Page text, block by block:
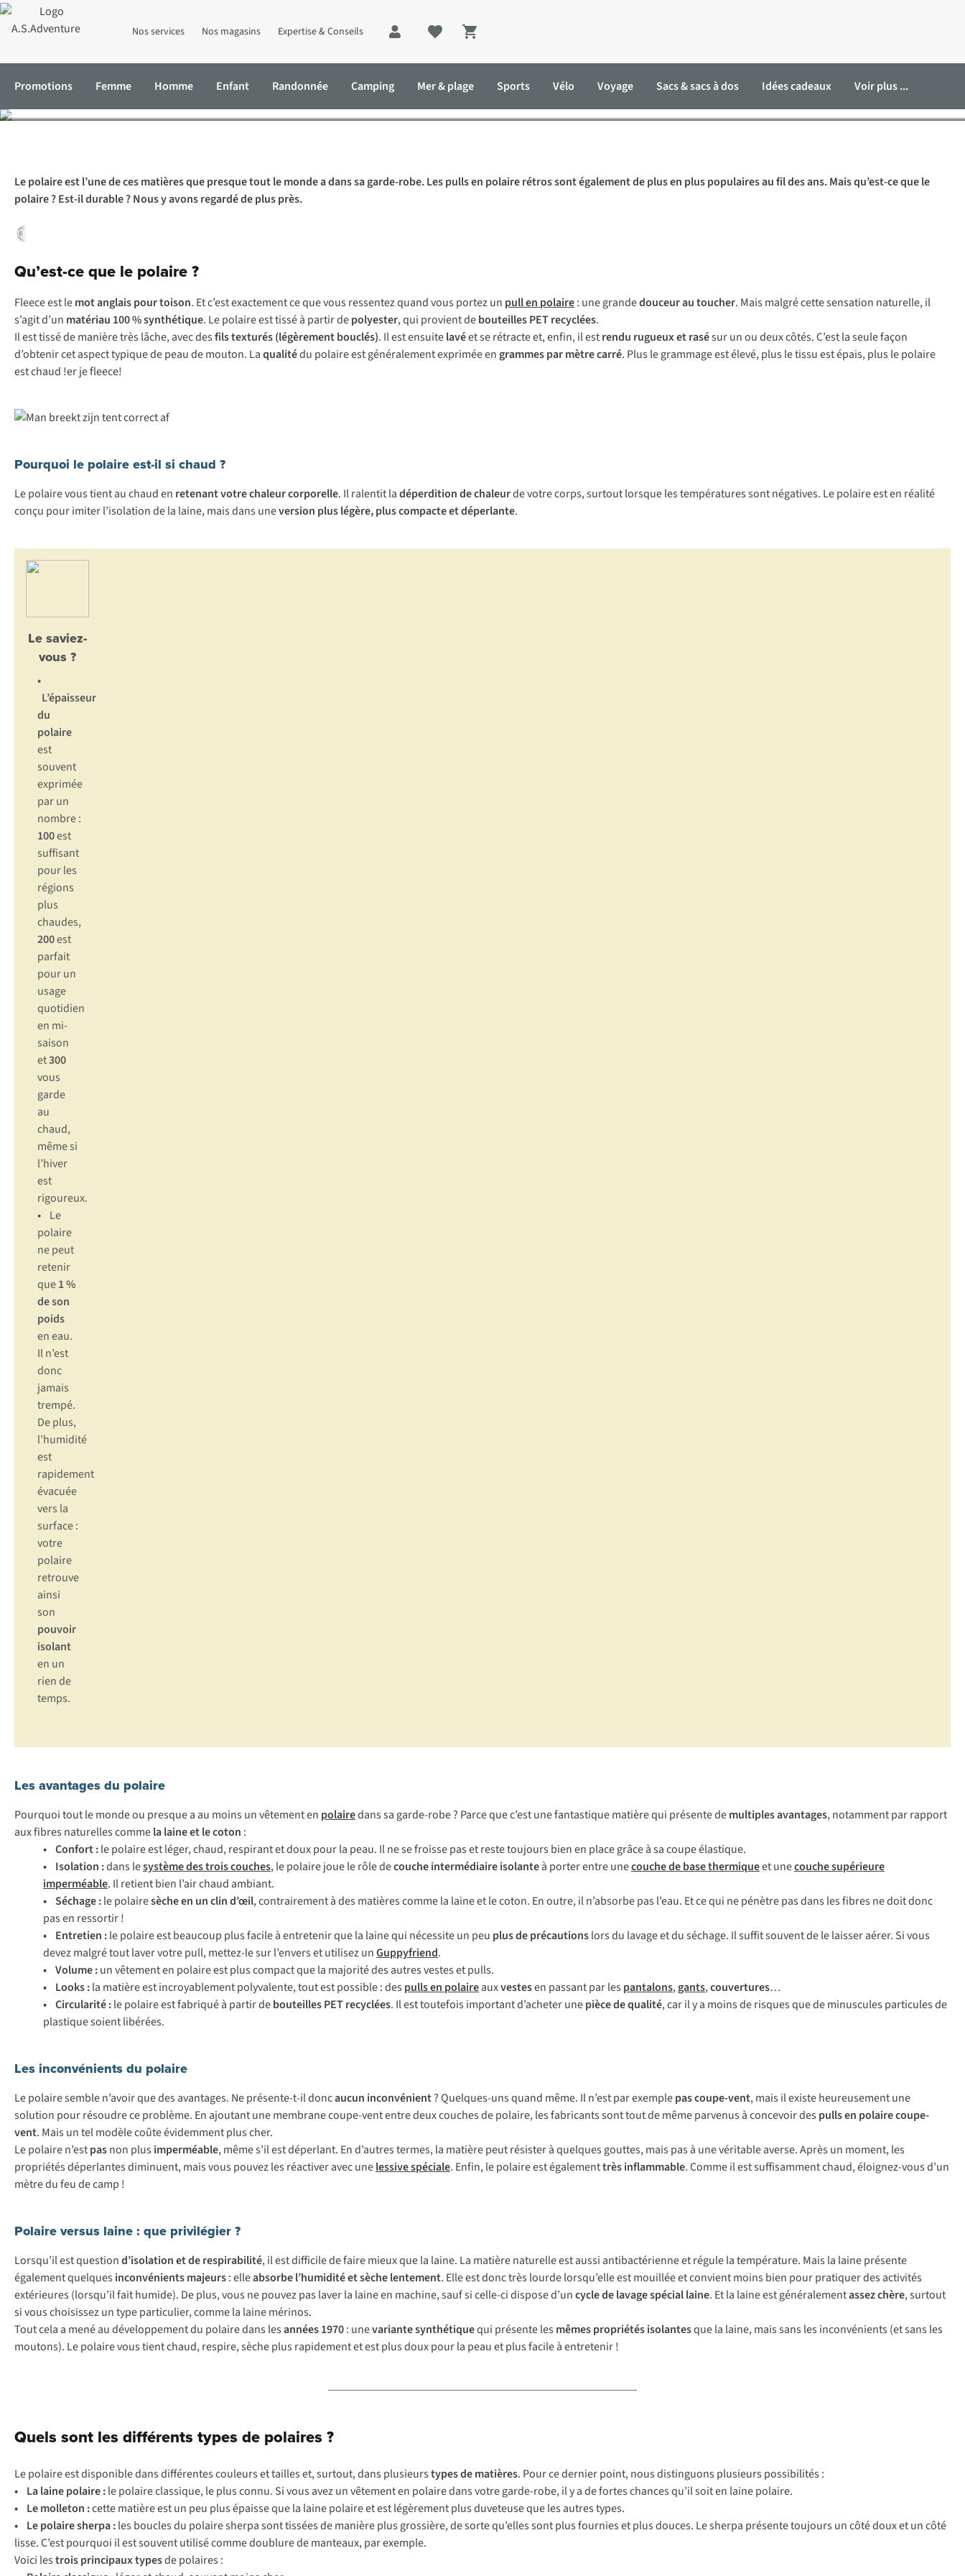
Nos services Nos magasins Expertise & Conseils
Shopping cart
Promotions Femme Homme Enfant Randonnée Camping Mer & plage Sports Vélo Voyage Sacs & sacs à dos Idées cadeaux Voir plus ...
Accueil Expertise & Conseils Tout ce qu’il faut savoir sur le polaire
Tout ce qu’il faut savoir sur le polaire
Le polaire est l’une de ces matières que presque tout le monde a dans sa garde-robe. Les pulls en polaire rétros sont également de plus en plus populaires au fil des ans. Mais qu’est-ce que le
polaire ? Est-il durable ? Nous y avons regardé de plus près.
Qu’est-ce que le polaire ?
Qu’est-ce que le polaire ?
Fleeceest lemot anglais pour toison. Et c’est exactement ce que vous ressentez quand vous portez un pull en polaire: une grandedouceur au toucher. Mais malgré cette sensation naturelle, il
s’agit d’un matériau 100 % synthétique. Le polaire est tissé à partir depolyester, qui provient debouteilles PET recyclées.
Il est tissé de manière très lâche, avec desfils texturés (légèrement bouclés). Il est ensuitelavéet se rétracte et, enfin, il estrendu rugueuxet rasésur un ou deux côtés. C’est la seule façon
d’obtenir cet aspect typique de peau de mouton. Laqualitédu polaire est généralement exprimée en grammes par mètre carré. Plus le grammage est élevé, plus le tissu est épais, plus le polaire
est chaud !er je fleece!
Pourquoi le polaire est-il si chaud ?
Le polaire vous tient au chaud en retenant votre chaleur corporelle. Il ralentit ladéperdition de chaleurde votre corps, surtout lorsque les températures sont négatives. Le polaire est en réalité
conçu pour imiter l’isolation de la laine, mais dans uneversion plus légère, plus compacte et déperlante.
Le saviez-
vous ?
•
L’épaisseur
du
polaire
est
souvent
exprimée
par un
nombre :
100est
suffisant
pour les
régions
plus
chaudes,
200est
parfait
pour un
usage
quotidien
en mi-
saison
et300
vous
garde
au
chaud,
même si
l’hiver
est
rigoureux.
• Le
polaire
ne peut
retenir
que1 %
de son
poids
en eau.
Il n’est
donc
jamais
trempé.
De plus,
l’humidité
est
rapidement
évacuée
vers la
surface :
votre
polaire
retrouve
ainsi
son
pouvoir
isolant
en un
rien de
temps.
Les avantages du polaire
Pourquoi tout le monde ou presque a au moins un vêtement en polairedans sa garde-robe ? Parce que c’est une fantastique matière qui présente demultiples avantages, notamment par rapport
aux fibres naturelles commela laine et le coton :
• Confort :le polaire est léger, chaud, respirant et doux pour la peau. Il ne se froisse pas et reste toujours bien en place grâce à sa coupe élastique.
• Isolation :dans lesystème des trois couches, le polaire joue le rôle decouche intermédiaire isolanteà porter entre unecouche de base thermiqueet unecouche supérieure
imperméable. Il retient bien l’air chaud ambiant.
• Séchage :le polairesèche en un clin d’œil, contrairement à des matières comme la laine et le coton. En outre, il n’absorbe pas l’eau. Et ce qui ne pénètre pas dans les fibres ne doit donc
pas en ressortir !
• Entretien :le polaire est beaucoup plus facile à entretenir que la laine qui nécessite un peu plus de précautionslors du lavage et du séchage. Il suffit souvent de le laisser aérer. Si vous
devez malgré tout laver votre pull, mettez-le sur l’envers et utilisez unGuppyfriend.
• Volume :un vêtement en polaire est plus compact que la majorité des autres vestes et pulls.
• Looks :la matière est incroyablement polyvalente, tout est possible : des pulls en polaireauxvestesen passant par les pantalons,gants,couvertures…
• Circularité :le polaire est fabriqué à partir debouteilles PET recyclées. Il est toutefois important d’acheter unepièce de qualité, car il y a moins de risques que de minuscules particules de
plastique soient libérées.
Les inconvénients du polaire
Le polaire semble n’avoir que des avantages. Ne présente-t-il doncaucun inconvénient? Quelques-uns quand même. Il n’est par exemplepas coupe-vent, mais il existe heureusement une
solution pour résoudre ce problème. En ajoutant une membrane coupe-vent entre deux couches de polaire, les fabricants sont tout de même parvenus à concevoir des pulls en polaire coupe-
vent. Mais un tel modèle coûte évidemment plus cher.
Le polaire n’estpasnon plus imperméable, même s’il est déperlant. En d’autres termes, la matière peut résister à quelques gouttes, mais pas à une véritable averse. Après un moment, les
propriétés déperlantes diminuent, mais vous pouvez les réactiver avec unelessive spéciale. Enfin, le polaire est égalementtrès inflammable. Comme il est suffisamment chaud, éloignez-vous d’un
mètre du feu de camp !
Polaire versus laine : que privilégier ?
Lorsqu’il est questiond’isolation et de respirabilité, il est difficile de faire mieux que la laine. La matière naturelle est aussi antibactérienne et régule la température. Mais la laine présente
également quelques inconvénients majeurs: elleabsorbe l’humidité et sèche lentement. Elle est donc très lourde lorsqu’elle est mouillée et convient moins bien pour pratiquer des activités
extérieures (lorsqu’il fait humide). De plus, vous ne pouvez pas laver la laine en machine, sauf si celle-ci dispose d’uncycle de lavage spécial laine. Et la laine est généralementassez chère, surtout
si vous choisissez un type particulier, comme la laine mérinos.
Tout cela a mené au développement du polaire dans lesannées 1970: unevariante synthétiquequi présente les mêmes propriétés isolantesque la laine, mais sans les inconvénients (et sans les
moutons). Le polaire vous tient chaud, respire, sèche plus rapidement et est plus doux pour la peau et plus facile à entretenir !
Quels sont les différents types de polaires ?
Le polaire est disponible dans différentes couleurs et tailles et, surtout, dans plusieurstypes de matières. Pour ce dernier point, nous distinguons plusieurs possibilités :
• La laine polaire :le polaire classique, le plus connu. Si vous avez un vêtement en polaire dans votre garde-robe, il y a de fortes chances qu’il soit en laine polaire.
• Le molleton :cette matière est un peu plus épaisse que la laine polaire et est légèrement plus duveteuse que les autres types.
• Le polaire sherpa :les boucles du polaire sherpa sont tissées de manière plus grossière, de sorte qu’elles sont plus fournies et plus douces. Le sherpa présente toujours un côté doux et un côté
lisse. C’est pourquoi il est souvent utilisé comme doublure de manteaux, par exemple.
Voici lestroisprincipaux typesde polaires :